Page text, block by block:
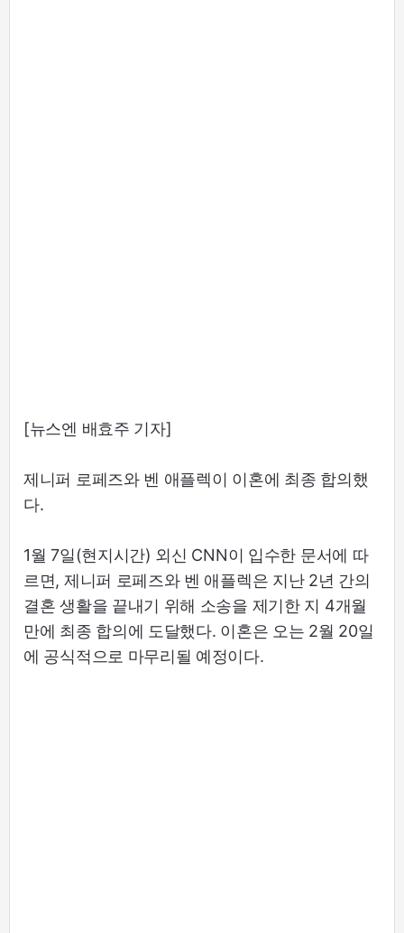
[뉴스엔 배효주 기자]
제니퍼 로페즈와 벤 애플렉이 이혼에 최종 합의했
다.
1월 7일(현지시간) 외신 CNN이 입수한 문서에 따
르면, 제니퍼 로페즈와 벤 애플렉은 지난 2년 간의
결혼 생활을 끝내기 위해 소송을 제기한 지 4개월
만에 최종 합의에 도달했다. 이혼은 오는 2월 20일
에 공식적으로 마무리될 예정이다.